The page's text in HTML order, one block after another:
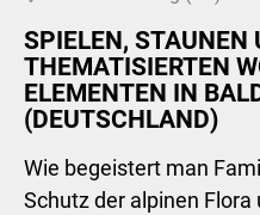
SPIELEN, STAUNEN
THEMATISIERTEN
ELEMENTEN IN
(DEUTSCHLAND)
Wie begeistert man
Schutz der alpinen Flora